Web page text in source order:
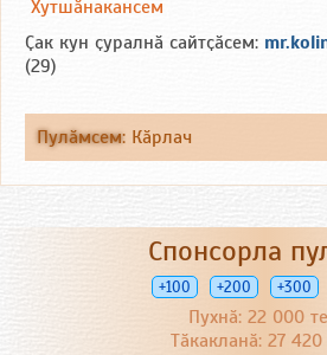
Хутшӑнакансем
Ҫак кун ҫуралнӑ сайтҫӑсем:
(29)
Пулӑмсем: Кӑрлач
Спонсорла
+100 +200 +300
Пухнӑ: 22 000
Тӑкакланӑ: 27 420